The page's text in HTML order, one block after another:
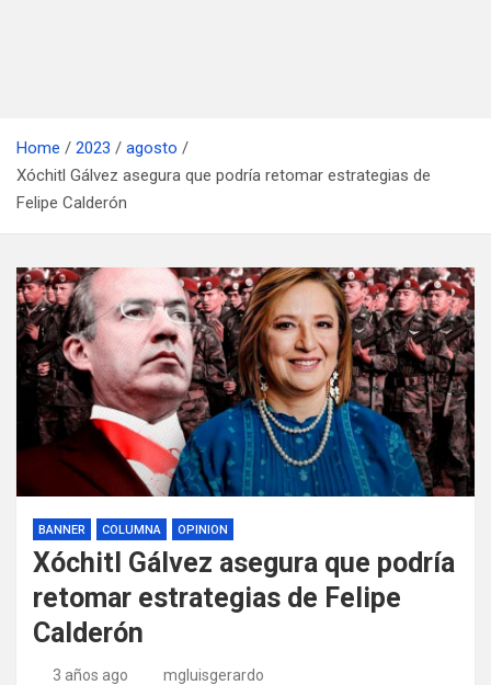
Home 2023
agosto
Xóchitl Gálvez asegura que podría retomar estrategias de
Felipe Calderón
BANNER COLUMNA OPINION
Xóchitl Gálvez asegura que podría
retomar estrategias de Felipe
Calderón
3 años ago mgluisgerardo